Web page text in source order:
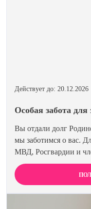
Действует до: 20.12.2026
Особая забота
Вы отдали долг
мы заботимся о вас.
МВД, Росгвардии и
скидку 15% на все
Полная анонимность
гарантированы.